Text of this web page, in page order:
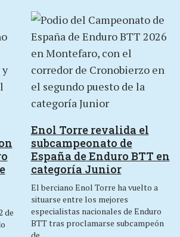
de
Enol Torre revalida el
subcampeonato de
España de Enduro BTT en
categoría Junior
El berciano Enol Torre ha vuelto a
situarse entre los mejores
especialistas nacionales de Enduro
BTT tras proclamarse subcampeón